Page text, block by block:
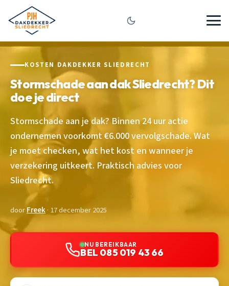
KOSTEN DAKDEKKER SLIEDRECHT
Stormschade aan dak Sliedrecht? Dit
doe je direct
Stormschade aan je dak? Binnen 24 uur actie
ondernemen voorkomt €6.000 vervolgschade. Wat
je moet checken, wat het kost en wanneer je
verzekering uitkeert. Praktisch advies voor
Sliedrecht.
doorFreek· 17 december 2025
NU BEREIKBAAR
BEL 085 019 43 66